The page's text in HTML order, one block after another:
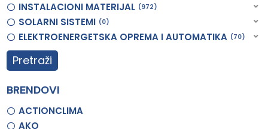
INSTALACIONI MATERIJAL 972
SOLARNI SISTEMI 0
ELEKTROENERGETSKA OPREMA I AUTOMATIKA 70
Pretraži
BRENDOVI
ACTIONCLIMA
AKO